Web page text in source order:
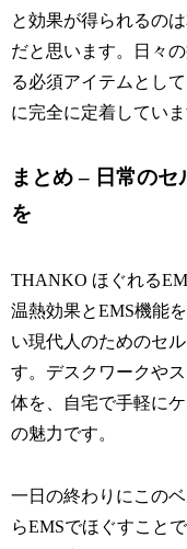
と効果が得られるの
だと思います。日々
る必須アイテムとし
に完全に定着していま
まとめ – 日常の
を
THANKO ほぐれる
温熱効果とEMS機能
い現代人のためのセ
す。デスクワークや
体を、自宅で手軽に
の魅力です。
一日の終わりにこの
らEMSでほぐすこと